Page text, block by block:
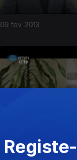
09 fev. 2013